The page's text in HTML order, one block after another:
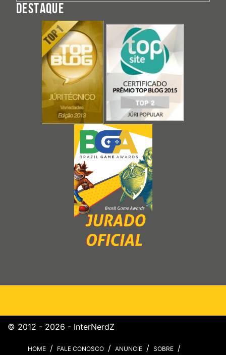
DESTAQUE
© 2012 - 2026 - InterNerdZ
HOME FALE CONOSCO ANUNCIE SOBRE